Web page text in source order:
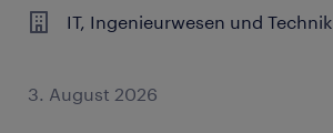
IT, Ingenieurwesen und Technik
3. August 2026